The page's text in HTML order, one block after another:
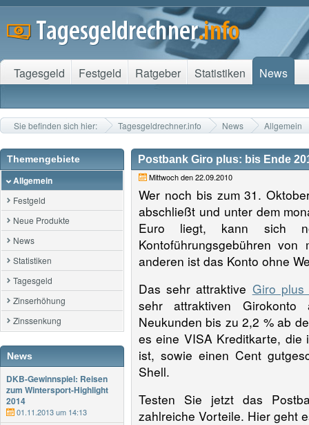
Sie befinden sich hier: Tagesgeldrechner.info News Allgemein
Themengebiete
Allgemein
Festgeld
Neue Produkte
News
Statistiken
Tagesgeld
Zinserhöhung
Zinssenkung
News
DKB-Gewinnspiel: Reisen
zum Wintersport-Highlight
2014
01.11.2013 um 14:13
Postbank Giro plus: bis Ende
Mittwoch den 22.09.2010
Wer noch bis zum 31.
abschließt und unter dem
Euro liegt, kann sich
Kontoführungsgebühren
anderen ist das Konto ohne
Das sehr attraktive Giro plus
sehr attraktiven
Neukunden bis zu 2,2 % ab
es eine VISA Kreditkarte, die
ist, sowie einen Cent
Shell.
Testen Sie jetzt das
zahlreiche Vorteile. Hier geht
Tagesgeld Festgeld Ratgeber Statistiken News